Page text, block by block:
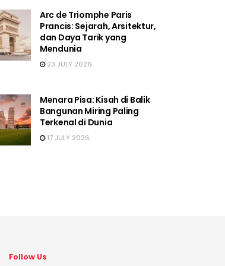
Arc de Triomphe Paris
Prancis: Sejarah, Arsitektur,
dan Daya Tarik yang
Mendunia
23 JULY 2026
Menara Pisa: Kisah di Balik
Bangunan Miring Paling
Terkenal di Dunia
17 JULY 2026
Follow Us